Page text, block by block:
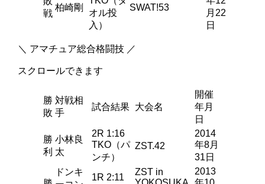
戦
柏崎剛
オル投
入）
SWAT!53
月22
日
＼ アマチュア総合格闘技 ／
スクロールできます
勝
敗
対戦相
手
試合結果 大会名
開催
年月
日
勝
利
小林良
太
2R 1:16
TKO（パ
ンチ）
ZST.42
2014
年8月
31日
ドンキ
1R 2:11
ZST in
2013